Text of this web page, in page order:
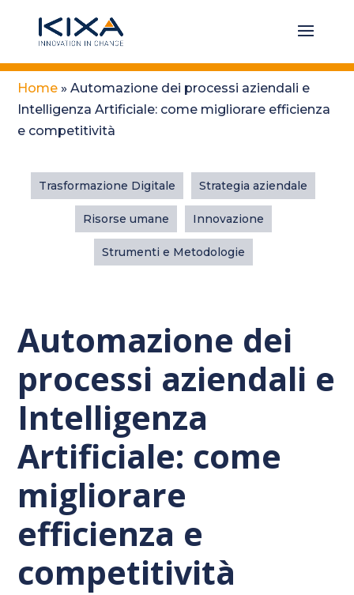
Home »Automazione dei processi aziendali e
Intelligenza Artificiale: come migliorare efficienza
e competitività
Trasformazione Digitale Strategia aziendale
Risorse umane Innovazione
Strumenti e Metodologie
Automazione dei
processi aziendali e
Intelligenza
Artificiale: come
migliorare
efficienza e
competitività